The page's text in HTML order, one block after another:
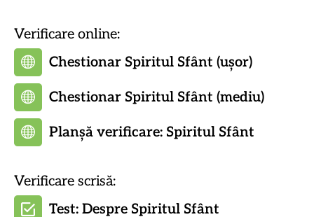
Verificare online:
Chestionar Spiritul Sfânt (ușor)
Chestionar Spiritul Sfânt (mediu)
Planșă verificare: Spiritul Sfânt
Verificare scrisă:
Test: Despre Spiritul Sfânt